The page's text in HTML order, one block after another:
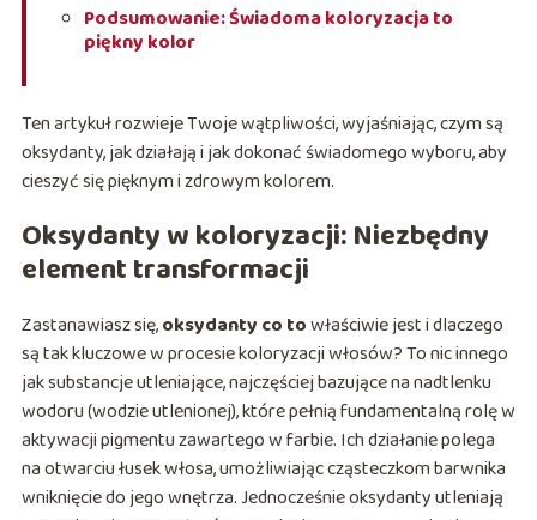
Podsumowanie: Świadoma koloryzacja to
piękny kolor
Ten artykuł rozwieje Twoje wątpliwości, wyjaśniając, czym są
oksydanty, jak działają i jak dokonać świadomego wyboru, aby
cieszyć się pięknym i zdrowym kolorem.
Oksydanty w koloryzacji: Niezbędny
element transformacji
Zastanawiasz się,oksydanty co towłaściwie jest i dlaczego
są tak kluczowe w procesie koloryzacji włosów? To nic innego
jak substancje utleniające, najczęściej bazujące na nadtlenku
wodoru (wodzie utlenionej), które pełnią fundamentalną rolę w
aktywacji pigmentu zawartego w farbie. Ich działanie polega
na otwarciu łusek włosa, umożliwiając cząsteczkom barwnika
wniknięcie do jego wnętrza. Jednocześnie oksydanty utleniają